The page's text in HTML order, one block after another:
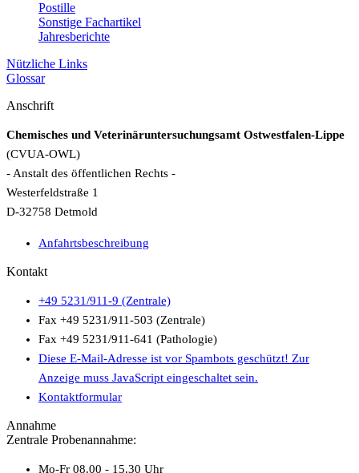
Postille
Sonstige Fachartikel
Jahresberichte
Nützliche Links
Glossar
Anschrift
Chemisches und Veterinäruntersuchungsamt Ostwestfalen-Lippe
(CVUA-OWL)
- Anstalt des öffentlichen Rechts -
Westerfeldstraße 1
D-32758 Detmold
Anfahrtsbeschreibung
Kontakt
+49 5231/911-9 (Zentrale)
Fax +49 5231/911-503 (Zentrale)
Fax +49 5231/911-641 (Pathologie)
Diese E-Mail-Adresse ist vor Spambots geschützt! Zur
Anzeige muss JavaScript eingeschaltet sein.
Kontaktformular
Annahme
Zentrale Probenannahme:
Mo-Fr 08.00 - 15.30 Uhr